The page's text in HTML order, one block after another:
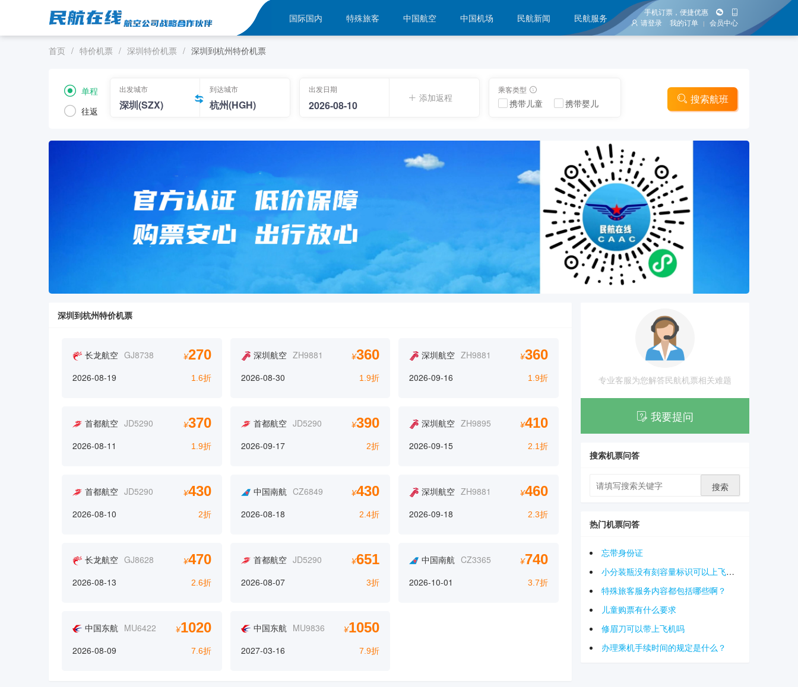
国际国内 特殊旅客 中国航空 中国机场 民航新闻 民航服务
手机订票，便捷优惠
请登录
我的订单 | 会员中心
首页 / 特价机票 / 深圳特价机票 / 深圳到杭州特价机票
单程
往返
出发城市 到达城市 出发日期
添加返程 携带儿童 携带婴儿
乘客类型
搜索航班
深圳到杭州特价机票
长龙航空 GJ8738 ¥270
2026-08-19 1.6折
深圳航空 ZH9881 ¥360
2026-08-30 1.9折
深圳航空 ZH9881 ¥360
2026-09-16 1.9折
首都航空 JD5290 ¥370
2026-08-11 1.9折
首都航空 JD5290 ¥390
2026-09-17 2折
深圳航空 ZH9895 ¥410
2026-09-15 2.1折
首都航空 JD5290 ¥430
2026-08-10 2折
中国南航 CZ6849 ¥430
2026-08-18 2.4折
深圳航空 ZH9881 ¥460
2026-09-18 2.3折
长龙航空 GJ8628 ¥470
2026-08-13 2.6折
首都航空 JD5290 ¥651
2026-08-07 3折
中国南航 CZ3365 ¥740
2026-10-01 3.7折
中国东航 MU6422 ¥1020
2026-08-09 7.6折
中国东航 MU9836 ¥1050
2027-03-16 7.9折
专业客服为您解答民航机票相关难题
我要提问
搜索机票问答
搜索
热门机票问答
忘带身份证
小分装瓶没有刻容量标识可以上飞机吗
特殊旅客服务内容都包括哪些啊？
儿童购票有什么要求
修眉刀可以带上飞机吗
办理乘机手续时间的规定是什么？